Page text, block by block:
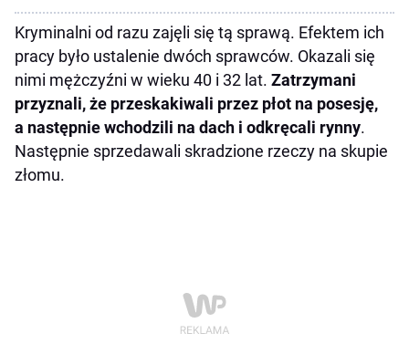
Kryminalni od razu zajęli się tą sprawą. Efektem ich
pracy było ustalenie dwóch sprawców. Okazali się
nimi mężczyźni w wieku 40 i 32 lat. Zatrzymani
przyznali, że przeskakiwali przez płot na posesję,
a następnie wchodzili na dach i odkręcali rynny.
Następnie sprzedawali skradzione rzeczy na skupie
złomu.